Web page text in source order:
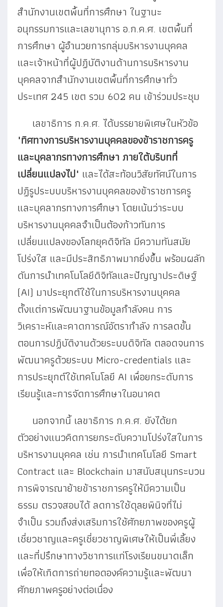
สำนักงานเขตพื้นที่การศึกษา ในฐานะ
อนุกรรมการและเลขานุการ อ.ก.ค.ศ. เขตพื้นที่
การศึกษา ผู้อำนวยการกลุ่มบริหารงานบุคคล
และเจ้าหน้าที่ผู้ปฏิบัติงานด้านการบริหารงาน
บุคคลจากสำนักงานเขตพื้นที่การศึกษาทั่ว
ประเทศ 245 เขต รวม 602 คน เข้าร่วมประชุม
เลขาธิการ ก.ค.ศ. ได้บรรยายพิเศษในหัวข้อ
"ทิศทางการบริหารงานบุคคลของข้าราชการครู
และบุคลากรทางการศึกษา ภายใต้บริบทที่
เปลี่ยนแปลงไป" และได้สะท้อนวิสัยทัศน์ในการ
ปฏิรูประบบบริหารงานบุคคลของข้าราชการครู
และบุคลากรทางการศึกษา โดยเน้นว่าระบบ
บริหารงานบุคคลจำเป็นต้องก้าวทันการ
เปลี่ยนแปลงของโลกยุคดิจิทัล มีความทันสมัย
โปร่งใส และมีประสิทธิภาพมากยิ่งขึ้น พร้อมผลัก
ดันการนำเทคโนโลยีดิจิทัลและปัญญาประดิษฐ์
(AI) มาประยุกต์ใช้ในการบริหารงานบุคคล
ตั้งแต่การพัฒนาฐานข้อมูลกำลังคน การ
วิเคราะห์และคาดการณ์อัตรากำลัง การลดขั้น
ตอนการปฏิบัติงานด้วยระบบดิจิทัล ตลอดจนการ
พัฒนาครูด้วยระบบ Micro-credentials และ
การประยุกต์ใช้เทคโนโลยี AI เพื่อยกระดับการ
เรียนรู้และการจัดการศึกษาในอนาคต
นอกจากนี้ เลขาธิการ ก.ค.ศ. ยังได้ยก
ตัวอย่างแนวคิดการยกระดับความโปร่งใสในการ
บริหารงานบุคคล เช่น การนำเทคโนโลยี Smart
Contract และ Blockchain มาสนับสนุนกระบวน
การพิจารณาย้ายข้าราชการครูให้มีความเป็น
ธรรม ตรวจสอบได้ ลดการใช้ดุลยพินิจที่ไม่
จำเป็น รวมถึงส่งเสริมการใช้ศักยภาพของครูผู้
เชี่ยวชาญและครูเชี่ยวชาญพิเศษให้เป็นพี่เลี้ยง
และที่ปรึกษาทางวิชาการแก่โรงเรียนขนาดเล็ก
เพื่อให้เกิดการถ่ายทอดองค์ความรู้และพัฒนา
ศักยภาพครูอย่างต่อเนื่อง